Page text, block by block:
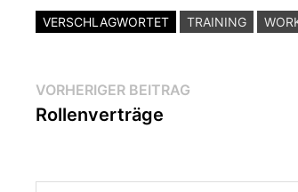
VERSCHLAGWORTET TRAINING
Beitragsnavigation
VORHERIGER BEITRAG
Rollenverträge